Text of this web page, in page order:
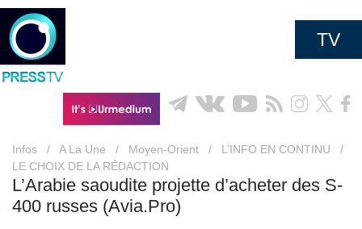
TV
Infos / A La Une / Moyen-Orient / L’INFO EN CONTINU
/
LE CHOIX DE LA RÉDACTION
L’Arabie saoudite projette d’acheter des S-
400 russes (Avia.Pro)